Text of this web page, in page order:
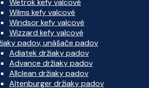
Wetrok kefy valcové
Wilms kefy valcové
Windsor kefy valcové
Wizzard kefy valcové
padov, unášače padov
Adiatek držiaky padov
Advance držiaky padov
Allclean držiaky padov
Altenburger držiaky padov